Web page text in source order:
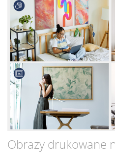
Obrazy drukowane